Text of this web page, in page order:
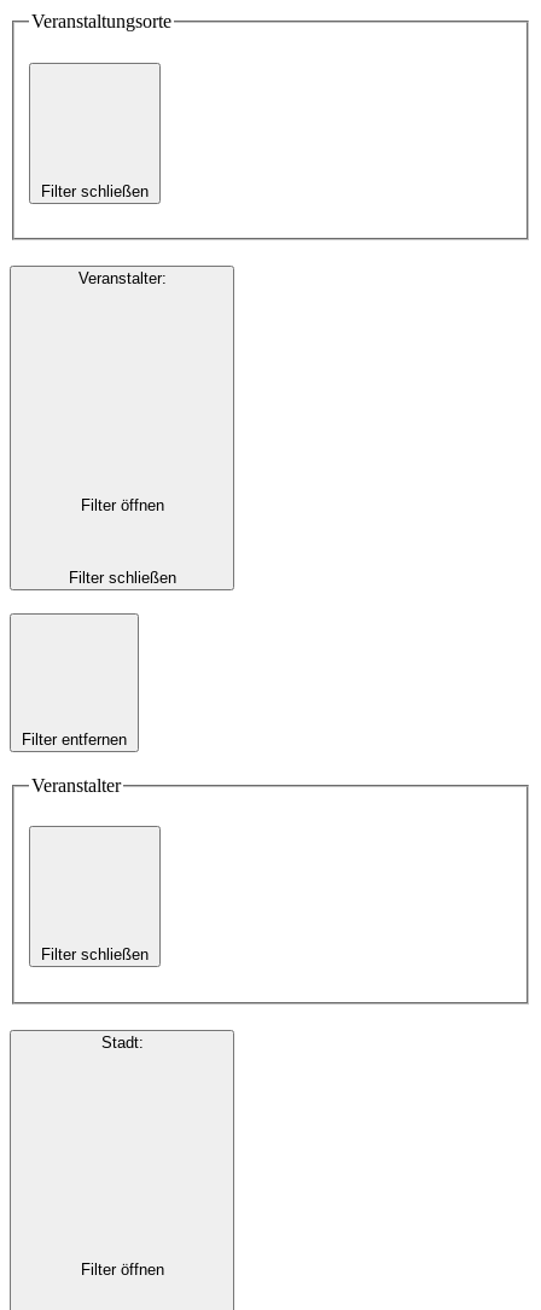
Veranstaltungsorte
Filter schließen
Veranstalter:
Filter öffnen
Filter schließen
Filter entfernen
Veranstalter
Filter schließen
Stadt:
Filter öffnen